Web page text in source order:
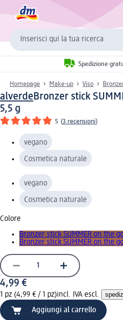
Inserisci qui la tua ricerca
Spedizione
Homepage Make-up Viso
alverdeBronzer stick
5,5 g
5 (3 recensioni)
vegano
Cosmetica naturale
vegano
Cosmetica naturale
Colore
Bronzer stick SUMMER on the
Bronzer stick SUMMER on the
4,99 €
1 pz (4,99 € / 1 pz)incl. IVA escl.
Aggiungi al carrello